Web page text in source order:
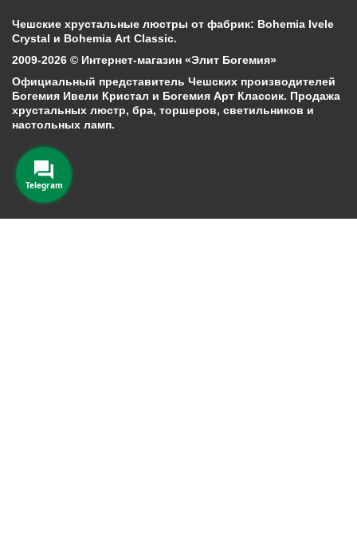
Чешские хрустальные люстры от фабрик: Bohemia Ivele
Crystal и Bohemia Art Classic.
2009-2026 © Интернет-магазин «Элит Богемия»
Официальный представитель Чешских производителей
Богемия Ивели Кристал и Богемия Арт Классик. Продажа
хрустальных люстр, бра, торшеров, светильников и
настольных ламп.
Telegram